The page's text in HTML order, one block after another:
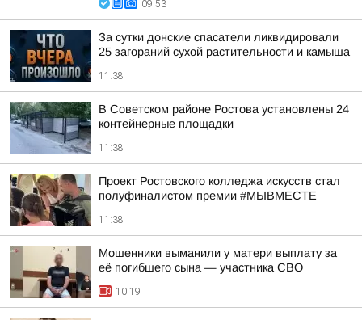
09:53
За сутки донские спасатели ликвидировали
25 загораний сухой растительности и камыша
11:38
В Советском районе Ростова установлены 24
контейнерные площадки
11:38
Проект Ростовского колледжа искусств стал
полуфиналистом премии #МЫВМЕСТЕ
11:38
Мошенники выманили у матери выплату за
её погибшего сына — участника СВО
10:19